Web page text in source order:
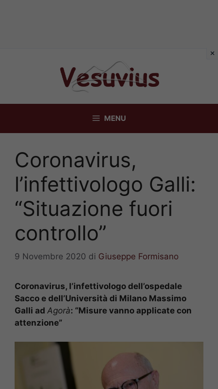
MENU
Coronavirus,
l’infettivologo Galli:
“Situazione fuori
controllo”
9 Novembre 2020 di Giuseppe Formisano
Coronavirus, l’infettivologo dell’ospedale
Sacco e dell’Università di Milano Massimo
Galli ad Agorà: “Misure vanno applicate con
attenzione”